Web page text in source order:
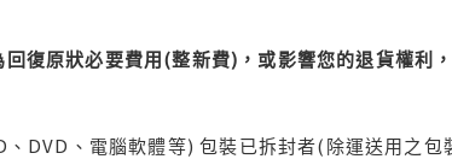
復原狀必要費用(整新費)，或影響您的退貨權利
DVD、電腦軟體等) 包裝已拆封者(除運送用之包